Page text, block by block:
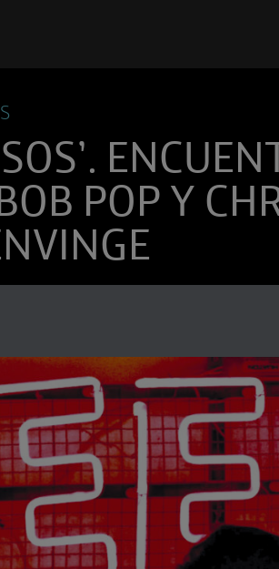
POP Y
a
cualquiera de tus clietes
nuevos episodios al